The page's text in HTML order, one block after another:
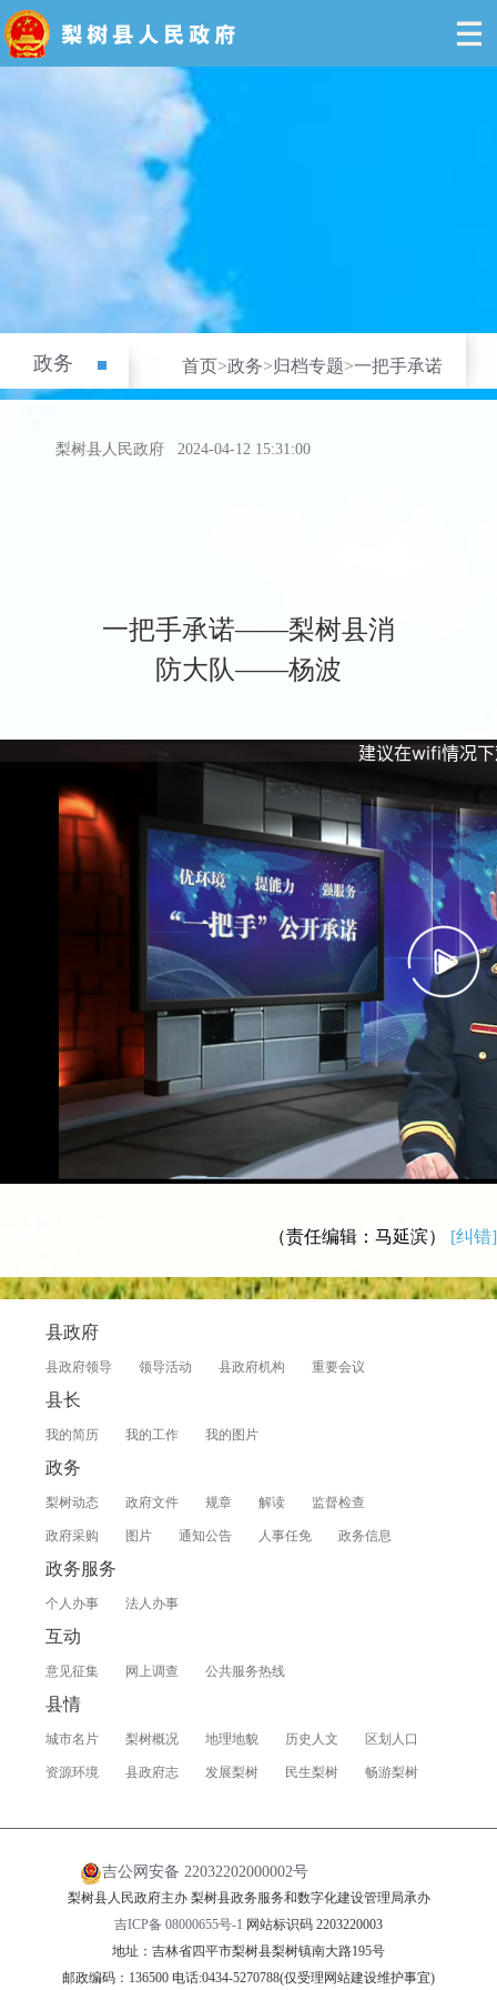
政务 首页>政务>归档专题>一把手承诺
梨树县人民政府 2024-04-12 15:31:00
一把手承诺——梨树县消
防大队——杨波
（责任编辑：马延滨） [纠错]
县政府
县政府领导 领导活动 县政府机构 重要会议
县长
我的简历 我的工作 我的图片
政务
梨树动态 政府文件 规章 解读 监督检查
政府采购 图片 通知公告 人事任免 政务信息
政务服务
个人办事 法人办事
互动
意见征集 网上调查 公共服务热线
县情
城市名片 梨树概况 地理地貌 历史人文 区划人口
资源环境 县政府志 发展梨树 民生梨树 畅游梨树
吉公网安备 22032202000002号
梨树县人民政府主办 梨树县政务服务和数字化建设管理局承办
吉ICP备 08000655号-1 网站标识码 2203220003
地址：吉林省四平市梨树县梨树镇南大路195号
邮政编码：136500 电话:0434-5270788(仅受理网站建设维护事宜)